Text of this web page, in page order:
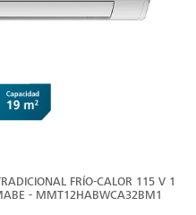
FRÍO-CALOR 115 V 1
- MMT12HABWCA32BM1